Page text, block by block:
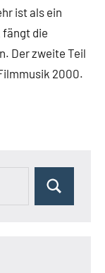
ist als ein
fängt die
Der zweite Teil
2000.
Suchen